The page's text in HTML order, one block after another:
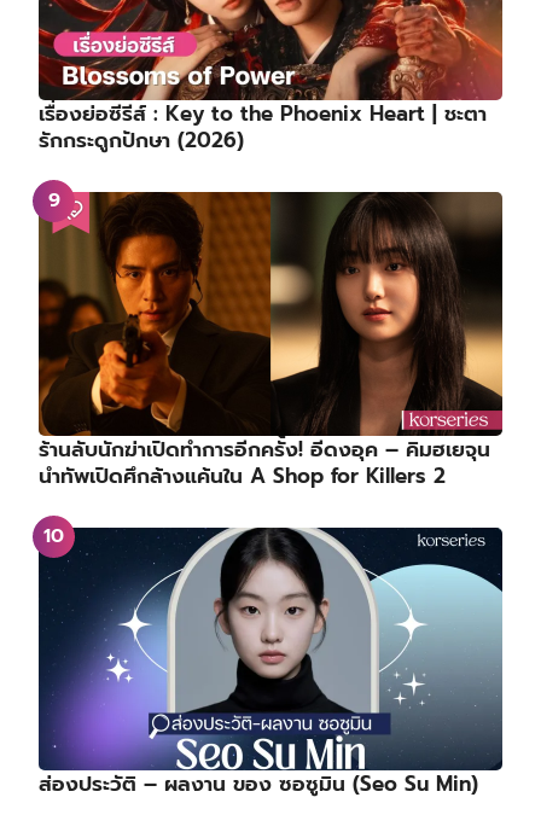
เรื่องย่อซีรีส์ : Key to the Phoenix Heart | ชะตา
รักกระดูกปักษา (2026)
ร้านลับนักฆ่าเปิดทำการอีกครั้ง! อีดงอุค – คิมฮเยจุน
นำทัพเปิดศึกล้างแค้นใน A Shop for Killers 2
ส่องประวัติ – ผลงาน ของ ซอซูมิน (Seo Su Min)